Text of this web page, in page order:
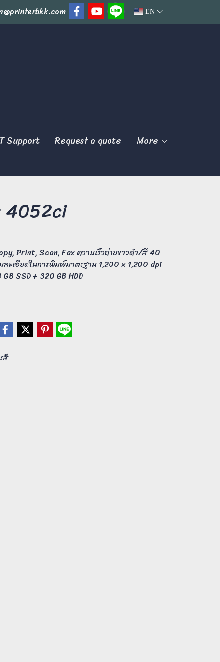
EN
Support Request a quote More
4052ci
Print, Scan, Fax ความเร็วถ่ายขาวดำ/สี 40
ะเอียดในการพิมพ์มาตรฐาน 1,200 x 1,200 dpi
SSD + 320 GB HDD
สี